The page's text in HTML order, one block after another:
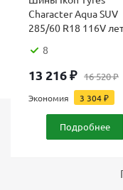
Character Aqua SUV
285/60 R18 116V
8
13 216₽ 16 520₽
Экономия 3 304₽
Подробнее